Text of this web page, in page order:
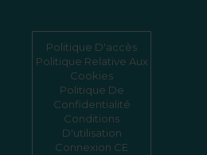
Politique D'accès
Politique Relative Aux
Cookies
Politique De
Confidentialité
Conditions
D'utilisation
Connexion CE